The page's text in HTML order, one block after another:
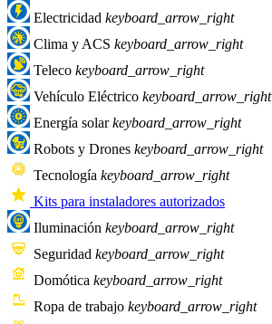
Electricidad keyboard_arrow_right
Clima y ACS keyboard_arrow_right
Teleco keyboard_arrow_right
Vehículo Eléctrico keyboard_arrow_right
Energía solarkeyboard_arrow_right
Robots y Drones keyboard_arrow_right
Tecnología keyboard_arrow_right
Kits para instaladores autorizados
Iluminación keyboard_arrow_right
Seguridad keyboard_arrow_right
Domótica keyboard_arrow_right
Ropa de trabajo keyboard_arrow_right